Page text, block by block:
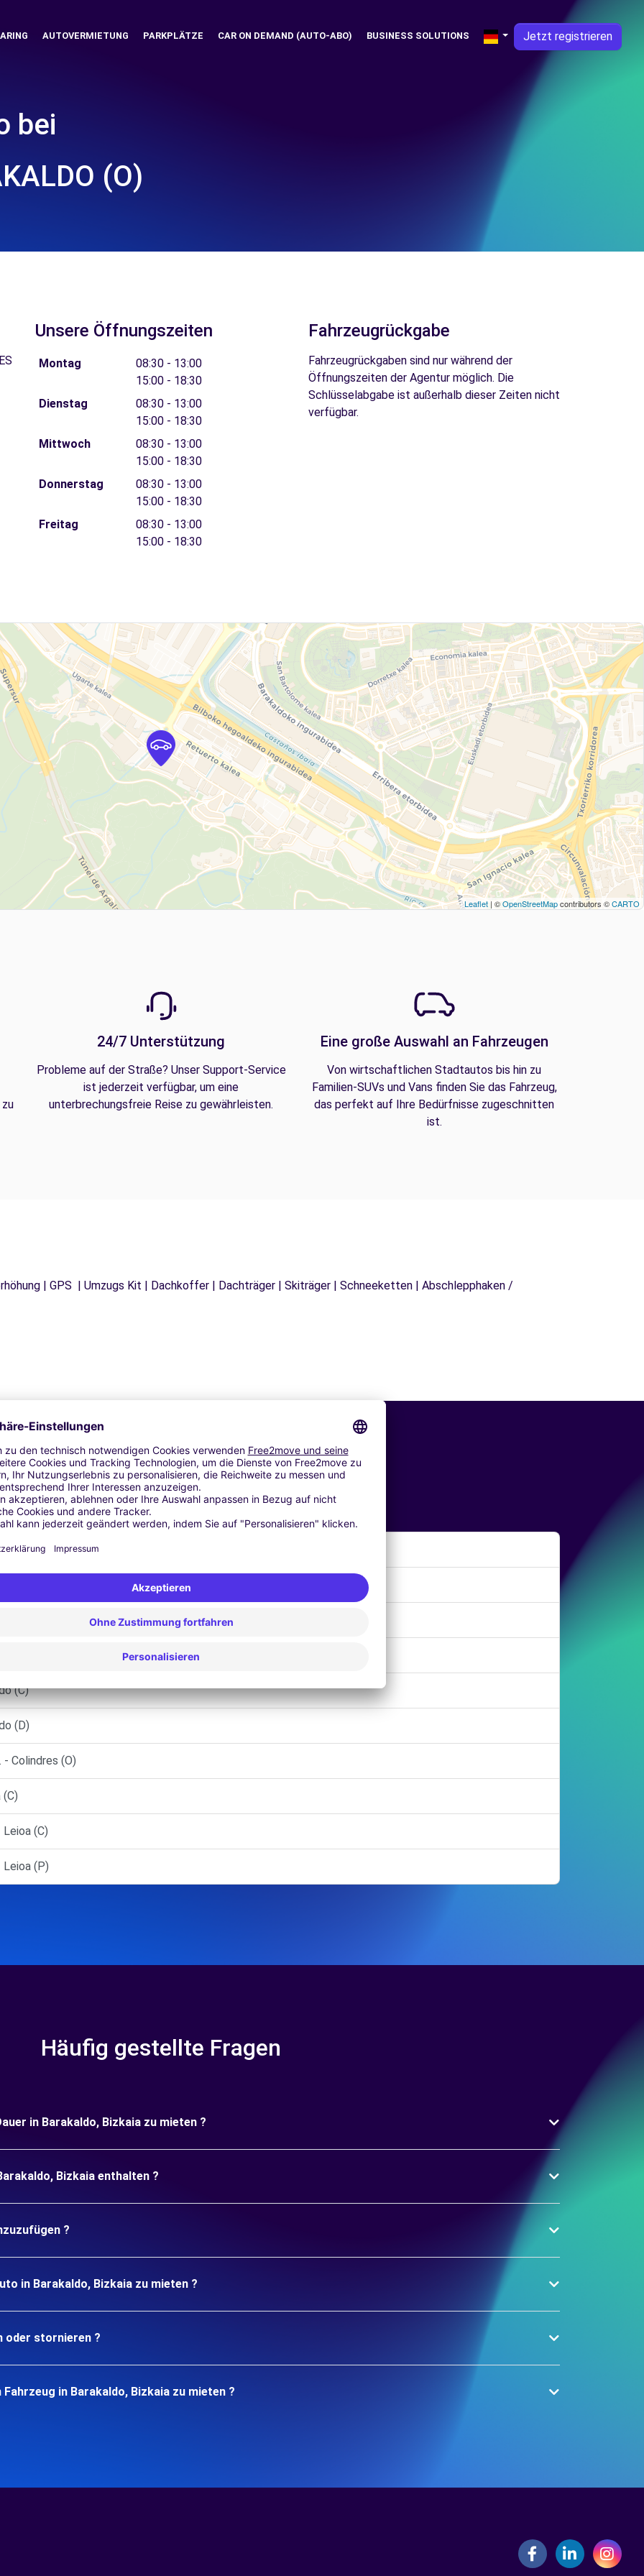
AUTOVERMIETUNG PARKPLÄTZE CAR ON DEMAND (AUTO-ABO) BUSINESS SOLUTIONS Jetzt registrieren
bei
(O)
Unsere Öffnungszeiten
Montag
08:30 - 13:00
15:00 - 18:30
Dienstag
08:30 - 13:00
15:00 - 18:30
Mittwoch
08:30 - 13:00
15:00 - 18:30
Donnerstag
08:30 - 13:00
15:00 - 18:30
Freitag
08:30 - 13:00
15:00 - 18:30
Fahrzeugrückgabe
Fahrzeugrückgaben sind nur während der
Öffnungszeiten der Agentur möglich. Die
Schlüsselabgabe ist außerhalb dieser Zeiten nicht
verfügbar.
Leaflet | ©OpenStreetMapcontributors ©CARTO
24/7 Unterstützung
Probleme auf der Straße? Unser Support-Service
ist jederzeit verfügbar, um eine
unterbrechungsfreie Reise zu gewährleisten.
Eine große Auswahl an Fahrzeugen
Von wirtschaftlichen Stadtautos bis hin zu
Familien-SUVs und Vans finden Sie das Fahrzeug,
das perfekt auf Ihre Bedürfnisse zugeschnitten
ist.
| GPS | Umzugs Kit | Dachkoffer | Dachträger | Skiträger | Schneeketten | Abschlepphaken /
Ähnliche Agenturen
- Laredo (P)
(C)
(D)
- Colindres (O)
(C)
Leioa (P)
Häufig gestellte Fragen
in Barakaldo, Bizkaia zu mieten ?
Bizkaia enthalten ?
?
in Barakaldo, Bizkaia zu mieten ?
oder stornieren ?
in Barakaldo, Bizkaia zu mieten ?